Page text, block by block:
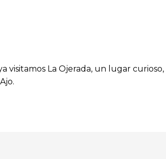
visitamos La Ojerada, un lugar